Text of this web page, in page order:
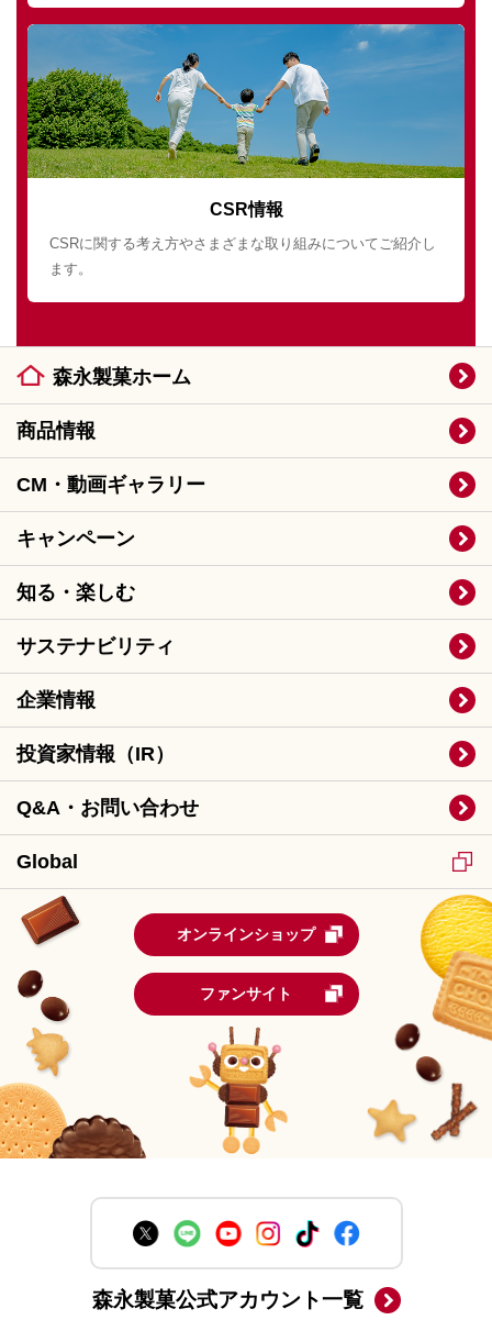
CSR情報
CSRに関する考え方やさまざまな取り組みについてご紹介し
ます。
森永製菓ホーム
商品情報
CM・動画ギャラリー
キャンペーン
知る・楽しむ
サステナビリティ
企業情報
投資家情報（IR）
Q&A・お問い合わせ
Global
オンラインショップ
ファンサイト
森永製菓公式アカウント一覧